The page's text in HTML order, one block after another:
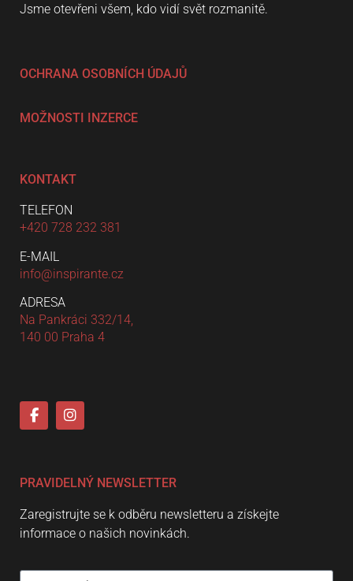
Jsme otevřeni všem, kdo vidí svět rozmanitě.
OCHRANA OSOBNÍCH ÚDAJŮ
MOŽNOSTI INZERCE
KONTAKT
TELEFON
+420 728 232 381
E-MAIL
info@inspirante.cz
ADRESA
Na Pankráci 332/14,
140 00 Praha 4
PRAVIDELNÝ NEWSLETTER
Zaregistrujte se k odběru newsletteru a získejte
informace o našich novinkách.